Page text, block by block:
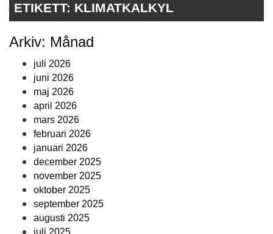
ETIKETT: KLIMATKALKYL
Arkiv: Månad
juli 2026
juni 2026
maj 2026
april 2026
mars 2026
februari 2026
januari 2026
december 2025
november 2025
oktober 2025
september 2025
augusti 2025